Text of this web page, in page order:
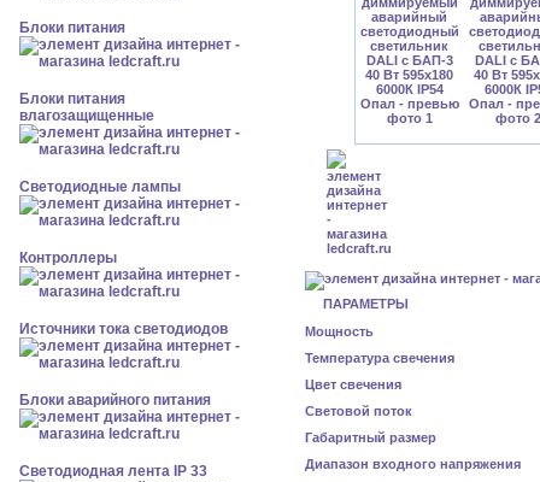
Блоки питания
Блоки питания
влагозащищенные
Светодиодные лампы
Контроллеры
Источники тока светодиодов
Блоки аварийного питания
Светодиодная лента IP 33
ПАРАМЕТРЫ
Мощность
Температура свечения
Цвет свечения
Световой поток
Габаритный размер
Диапазон входного напряжения